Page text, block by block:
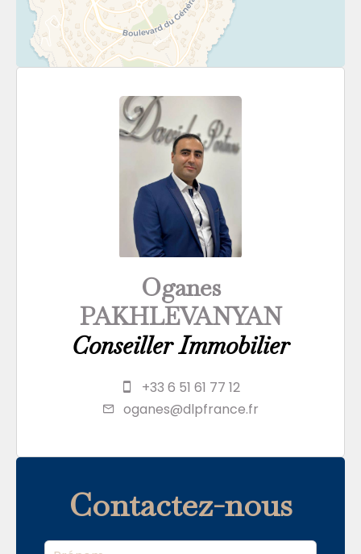
Oganes
PAKHLEVANYAN
Conseiller Immobilier
+33 6 51 61 77 12
oganes@dlpfrance.fr
Contactez-nous